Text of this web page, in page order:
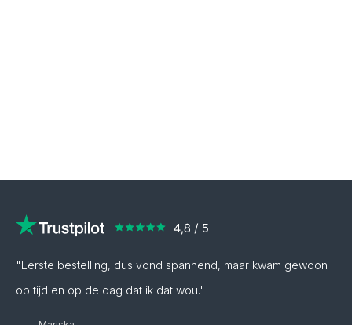
"Eerste bestelling, dus vond spannend, maar kwam gewoon
op tijd en op de dag dat ik dat wou."